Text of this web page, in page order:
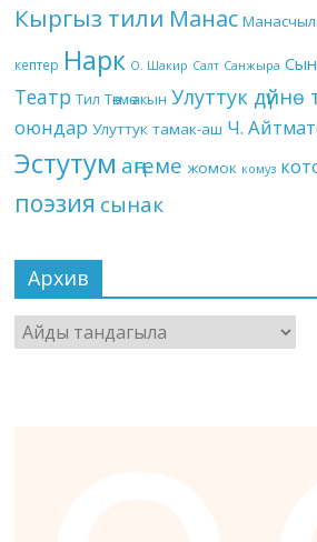
Кыргыз тили Манас
кептер Нарк О. Шакир Салт Санжыра Сын
Театр Тил Төкмө акын Улуттук
оюндар Улуттук тамак-аш Ч.
Эстутум аңгеме жомок комуз
поэзия сынак
Архив
Архив